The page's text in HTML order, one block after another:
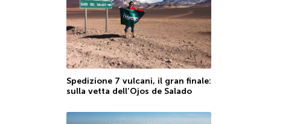
Spedizione 7 vulcani, il gran finale:
sulla vetta dell’Ojos de Salado